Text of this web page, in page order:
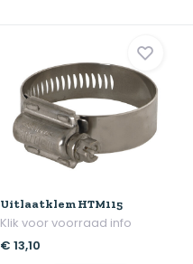
Uitlaatklem HTM115
Klik voor voorraad info
€ 13,10